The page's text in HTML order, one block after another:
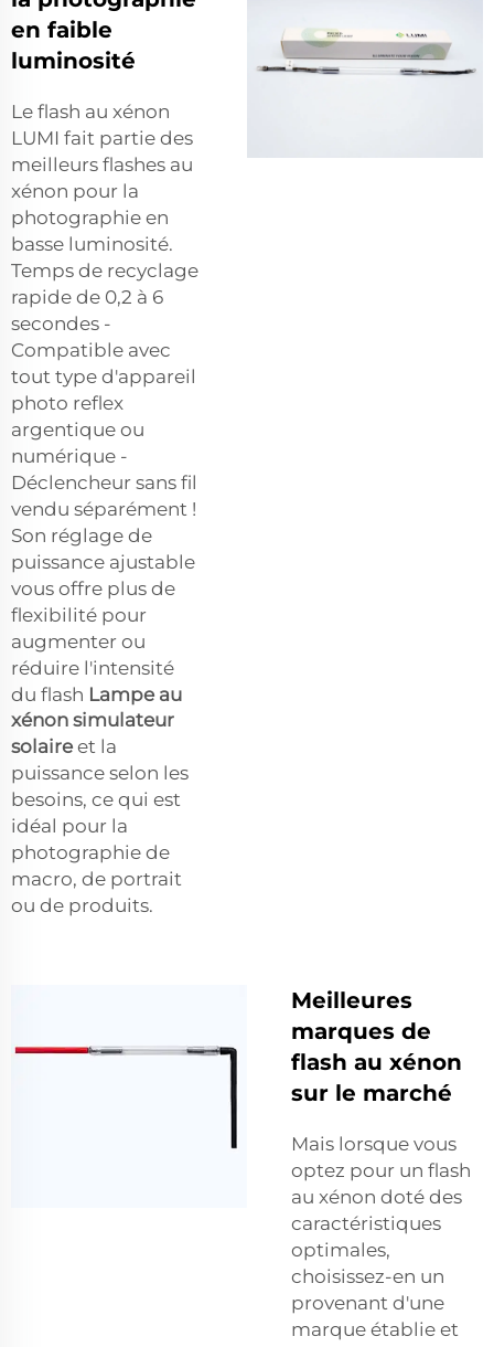
en faible
luminosité
Le flash au xénon
LUMI fait partie des
meilleurs flashes au
xénon pour la
photographie en
basse luminosité.
Temps de recyclage
rapide de 0,2 à 6
secondes -
Compatible avec
tout type d'appareil
photo reflex
argentique ou
numérique -
Déclencheur sans fil
vendu séparément !
Son réglage de
puissance ajustable
vous offre plus de
flexibilité pour
augmenter ou
réduire l'intensité
du flash Lampe au
xénon simulateur
solaireet la
puissance selon les
besoins, ce qui est
idéal pour la
photographie de
macro, de portrait
ou de produits.
Meilleures
marques de
flash au xénon
sur le marché
Mais lorsque vous
optez pour un flash
au xénon doté des
caractéristiques
optimales,
choisissez-en un
provenant d'une
marque établie et